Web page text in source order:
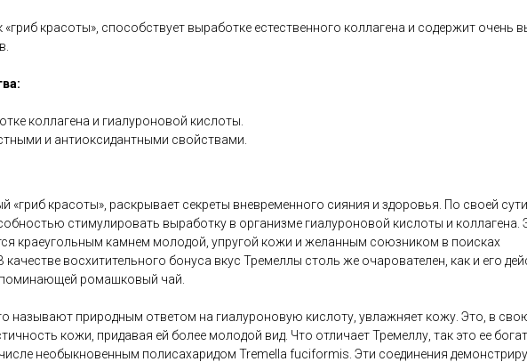
«гриб красоты», способствует выработке естественного коллагена и содержит очень
коллагена и гиалуроновой кислоты.
и антиоксидантными свойствами.
«гриб красоты», раскрывает секреты вневременного сияния и здоровья. По своей сути
стимулировать выработку в организме гиалуроновой кислоты и коллагена.
краеугольным камнем молодой, упругой кожи и желанным союзником в поисках
восхитительного бонуса вкус Тремеллы столь же очарователен, как и его
ромашковый чай.
называют природным ответом на гиалуроновую кислоту, увлажняет кожу. Это, в
кожи, придавая ей более молодой вид. Что отличает Тремеллу, так это ее
необыкновенным полисахаридом Tremella fuciformis. Эти соединения